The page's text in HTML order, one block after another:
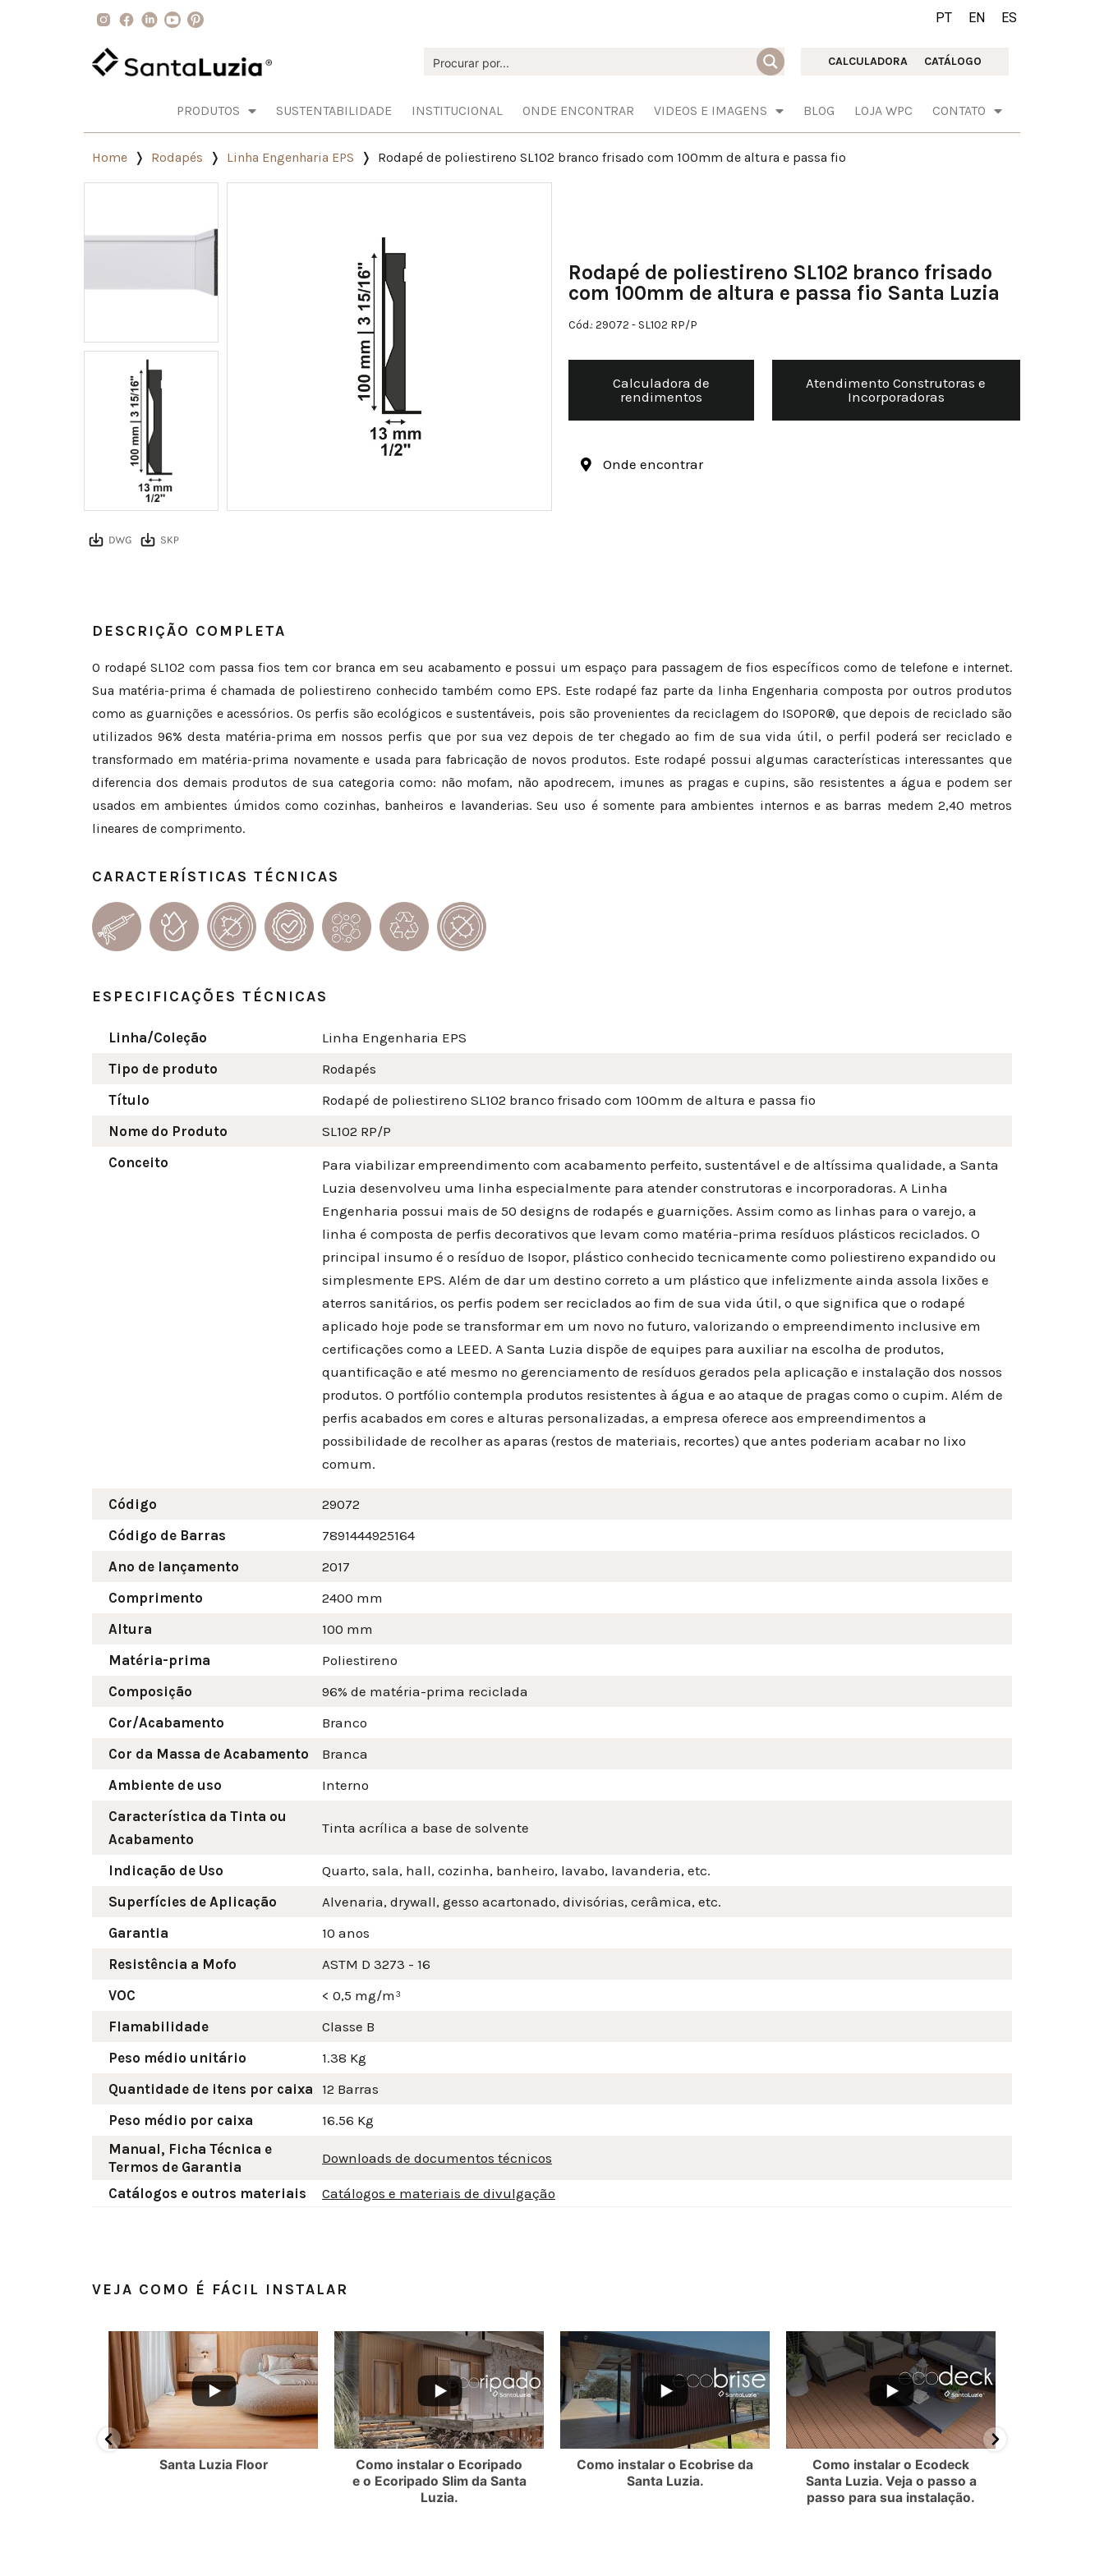
PT EN ES
CALCULADORA CATÁLOGO
PRODUTOS SUSTENTABILIDADE INSTITUCIONAL ONDE ENCONTRAR VIDEOS E IMAGENS BLOG LOJA WPC CONTATO
Home Rodapés Linha Engenharia EPS Rodapé de poliestireno SL102 branco frisado com 100mm de altura e passa fio
Rodapé de poliestireno SL102 branco frisado
com 100mm de altura e passa fio Santa Luzia
Cód.: 29072 - SL102 RP/P
Calculadora de
rendimentos
Atendimento Construtoras e
Incorporadoras
Onde encontrar
DESCRIÇÃO COMPLETA
O rodapé SL102 com passa fios tem cor branca em seu acabamento e possui um espaço para passagem de fios específicos como de telefone e internet.
Sua matéria-prima é chamada de poliestireno conhecido também como EPS. Este rodapé faz parte da linha Engenharia composta por outros produtos
como as guarnições e acessórios. Os perfis são ecológicos e sustentáveis, pois são provenientes da reciclagem do ISOPOR®, que depois de reciclado são
utilizados 96% desta matéria-prima em nossos perfis que por sua vez depois de ter chegado ao fim de sua vida útil, o perfil poderá ser reciclado e
transformado em matéria-prima novamente e usada para fabricação de novos produtos. Este rodapé possui algumas características interessantes que
diferencia dos demais produtos de sua categoria como: não mofam, não apodrecem, imunes as pragas e cupins, são resistentes a água e podem ser
usados em ambientes úmidos como cozinhas, banheiros e lavanderias. Seu uso é somente para ambientes internos e as barras medem 2,40 metros
lineares de comprimento.
CARACTERÍSTICAS TÉCNICAS
ESPECIFICAÇÕES TÉCNICAS
Linha/Coleção
Linha Engenharia EPS
Tipo de produto
Rodapés
Título
Rodapé de poliestireno SL102 branco frisado com 100mm de altura e passa fio
Nome do Produto
SL102 RP/P
Conceito
Para viabilizar empreendimento com acabamento perfeito, sustentável e de altíssima qualidade, a Santa
Luzia desenvolveu uma linha especialmente para atender construtoras e incorporadoras. A Linha
Engenharia possui mais de 50 designs de rodapés e guarnições. Assim como as linhas para o varejo, a
linha é composta de perfis decorativos que levam como matéria-prima resíduos plásticos reciclados. O
principal insumo é o resíduo de Isopor, plástico conhecido tecnicamente como poliestireno expandido ou
simplesmente EPS. Além de dar um destino correto a um plástico que infelizmente ainda assola lixões e
aterros sanitários, os perfis podem ser reciclados ao fim de sua vida útil, o que significa que o rodapé
aplicado hoje pode se transformar em um novo no futuro, valorizando o empreendimento inclusive em
certificações como a LEED. A Santa Luzia dispõe de equipes para auxiliar na escolha de produtos,
quantificação e até mesmo no gerenciamento de resíduos gerados pela aplicação e instalação dos nossos
produtos. O portfólio contempla produtos resistentes à água e ao ataque de pragas como o cupim. Além de
perfis acabados em cores e alturas personalizadas, a empresa oferece aos empreendimentos a
possibilidade de recolher as aparas (restos de materiais, recortes) que antes poderiam acabar no lixo
comum.
Código
29072
Código de Barras
7891444925164
Ano de lançamento
2017
Comprimento
2400 mm
Altura
100 mm
Matéria-prima
Poliestireno
Composição
96% de matéria-prima reciclada
Cor/Acabamento
Branco
Cor da Massa de Acabamento
Branca
Ambiente de uso
Interno
Característica da Tinta ou
Acabamento
Tinta acrílica a base de solvente
Indicação de Uso
Quarto, sala, hall, cozinha, banheiro, lavabo, lavanderia, etc.
Superfícies de Aplicação
Alvenaria, drywall, gesso acartonado, divisórias, cerâmica, etc.
Garantia
10 anos
Resistência a Mofo
ASTM D 3273 - 16
VOC
< 0,5 mg/m³
Flamabilidade
Classe B
Peso médio unitário
1.38 Kg
Quantidade de itens por caixa
12 Barras
Peso médio por caixa
16.56 Kg
Manual, Ficha Técnica e
Termos de Garantia
Downloads de documentos técnicos
Catálogos e outros materiais Catálogos e materiais de divulgação
VEJA COMO É FÁCIL INSTALAR
Santa Luzia Floor
Como instalar o Ecoripado
e o Ecoripado Slim da Santa
Luzia.
Como instalar o Ecobrise da
Santa Luzia.
Como instalar o Ecodeck
Santa Luzia. Veja o passo a
passo para sua instalação.
YouTube Video UEx3ZXlpVS1YZl9FMEQ3NjNWMllmTkdRR2NMQ3VOdXdvUy4wMTYxQzVBRDI1NEVDQUZE
YouTube Video UEx3ZXlpVS1YZl9FMEQ3NjNWMllmTkdRR2NMQ3VOdXdvUy4wNEU1MTI4NkZEMzVBN0JF
YouTube Video UEx3ZXlpVS1YZl9FMEQ3NjNWMllmTkdRR2NMQ3VOdXdvUy5CQkEwRDA0MDkwNUM2MDY1
YouTube Video YouTube Video